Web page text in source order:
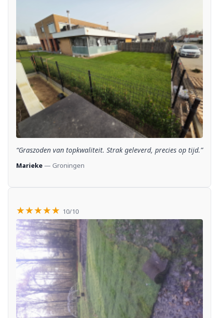
“Graszoden van topkwaliteit. Strak geleverd, precies op tijd.”
Marieke — Groningen
★★★★★ 10/10